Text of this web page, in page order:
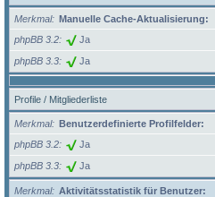
Merkmal
Manuelle Cache-Aktualisierung:
phpBB 3.2
Ja
phpBB 3.3 Ja
Profile / Mitgliederliste
Merkmal
Benutzerdefinierte Profilfelder:
phpBB 3.2
Ja
phpBB 3.3 Ja
Merkmal
Aktivitätsstatistik für Benutzer: